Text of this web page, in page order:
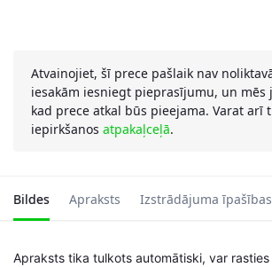
Atvainojiet, šī prece pašlaik nav
iesakām iesniegt pieprasījumu, un mēs
kad prece atkal būs pieejama. Varat arī
iepirkšanos atpakaļceļā.
Bildes Apraksts Izstrādājuma īpašības
Apraksts tika tulkots automātiski, var